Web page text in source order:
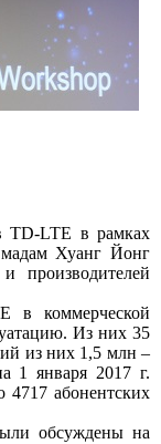
TD-LTE в рамках
мадам Хуанг Йонг
производителей
в коммерческой
Из них 35
из них 1,5 млн –
1 января 2017 г.
4717 абонентских
обсуждены на